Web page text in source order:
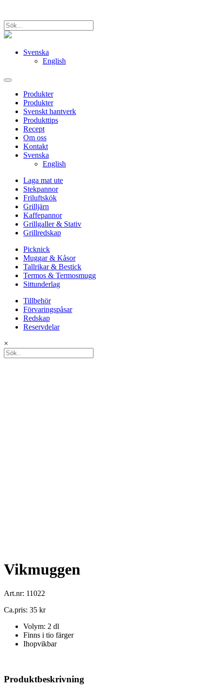
Svenska
English
Produkter
Produkter
Svenskt hantverk
Produkttips
Recept
Om oss
Kontakt
Svenska
English
Laga mat ute
Stekpannor
Friluftskök
Grilljärn
Kaffepannor
Grillgaller & Stativ
Grillredskap
Picknick
Muggar & Kåsor
Tallrikar & Bestick
Termos & Termosmugg
Sittunderlag
Tillbehör
Förvaringspåsar
Redskap
Reservdelar
×
Vikmuggen
Art.nr: 11022
Ca.pris: 35 kr
Volym: 2 dl
Finns i tio färger
Ihopvikbar
Produktbeskrivning